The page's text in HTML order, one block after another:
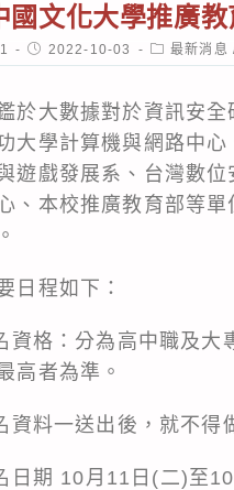
國文化大學推廣
Post
published:
2022-10-03
Post
category:
最新消息
於大數據對於資訊安
大學計算機與網路中
遊戲發展系、台灣數
、本校推廣教育部等
日程如下：
資格：分為高中職及大
高者為準。
資料一送出後，就不得
日期 10月11日(二)至